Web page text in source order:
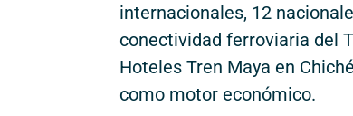
internacionales, 12
conectividad ferroviaria del
Hoteles Tren Maya en
como motor económico.